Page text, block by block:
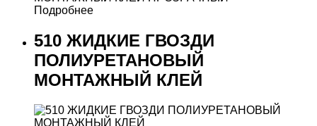
Подробнее
510 ЖИДКИЕ ГВОЗДИ
ПОЛИУРЕТАНОВЫЙ
МОНТАЖНЫЙ КЛЕЙ